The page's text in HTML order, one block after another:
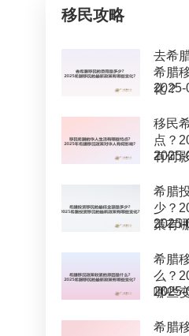
移民攻略
去希
希腊
化？
2025-
移民
点？
有何
2025-
希腊
少？
策有
2025-
希腊
么？
哪些
2025-
希腊